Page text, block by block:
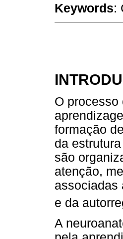
Keywords:
O
formação
da
são
atenção,
associadas
e da
A